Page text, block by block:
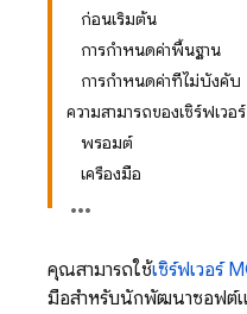
ก่อนเริ่มต้น
การกำหนดค่าพื้นฐาน
การกำหนดค่าที่ไม่บังคับ
ความสามารถของเซิร์ฟเวอ
พรอมต์
เครื่องมือ
คุณสามารถใช้เซิร์ฟเวอร์
มือสำหรับนักพัฒนาซอฟต์แ